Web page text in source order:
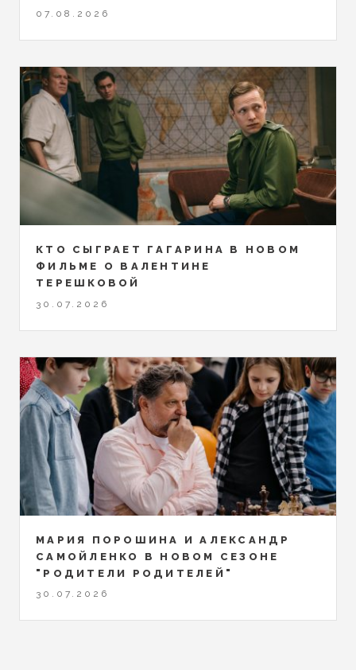
07.08.2026
КТО СЫГРАЕТ ГАГАРИНА В НОВОМ
ФИЛЬМЕ О ВАЛЕНТИНЕ
ТЕРЕШКОВОЙ
30.07.2026
МАРИЯ ПОРОШИНА И АЛЕКСАНДР
САМОЙЛЕНКО В НОВОМ СЕЗОНЕ
"РОДИТЕЛИ РОДИТЕЛЕЙ"
30.07.2026